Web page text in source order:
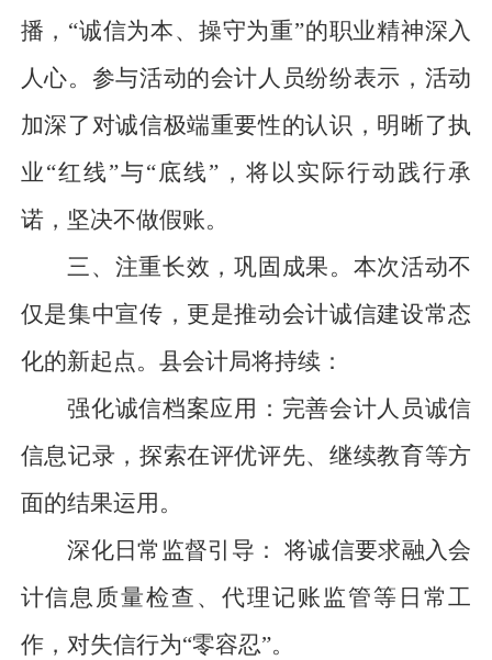
播，“诚信为本、操守为重”的职业精神深入
人心。参与活动的会计人员纷纷表示，活动
加深了对诚信极端重要性的认识，明晰了执
业“红线”与“底线”，将以实际行动践行承
诺，坚决不做假账。
三、注重长效，巩固成果。本次活动不
仅是集中宣传，更是推动会计诚信建设常态
化的新起点。县会计局将持续：
强化诚信档案应用：完善会计人员诚信
信息记录，探索在评优评先、继续教育等方
面的结果运用。
深化日常监督引导：
将诚信要求融入会
计信息质量检查、代理记账监管等日常工
作，对失信行为“零容忍”。